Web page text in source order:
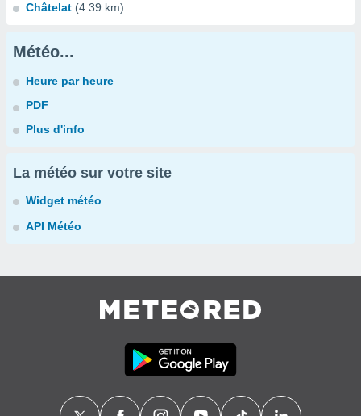
Châtelat (4.39 km)
Météo...
Heure par heure
PDF
Plus d'info
La météo sur votre site
Widget météo
API Météo